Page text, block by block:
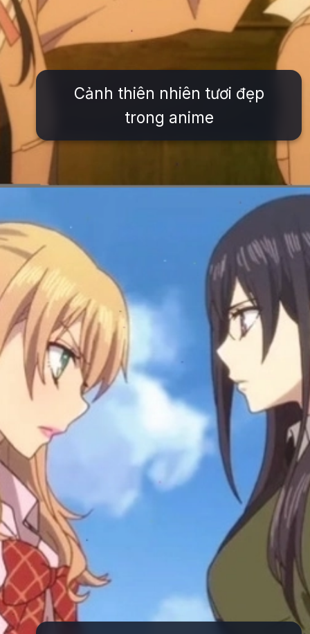
Cảnh thiên nhiên tươi đẹp
trong anime